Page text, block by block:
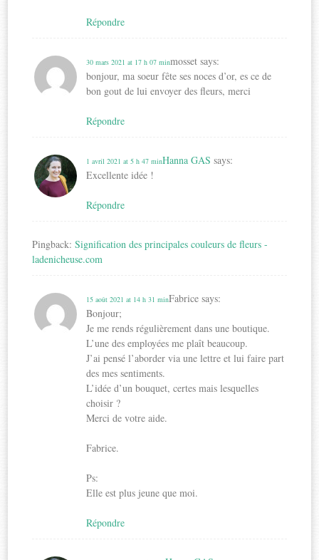
Répondre
mosset says:
30 mars 2021 at 17 h 07 min
bonjour, ma soeur fête ses noces d’or, es ce de
bon gout de lui envoyer des fleurs, merci
Répondre
Hanna GAS says:
1 avril 2021 at 5 h 47 min
Excellente idée !
Répondre
Pingback:Signification des principales couleurs de fleurs -
ladenicheuse.com
Fabrice says:
15 août 2021 at 14 h 31 min
Bonjour;
Je me rends régulièrement dans une boutique.
L’une des employées me plaît beaucoup.
J’ai pensé l’aborder via une lettre et lui faire part
des mes sentiments.
L’idée d’un bouquet, certes mais lesquelles
choisir ?
Merci de votre aide.
Fabrice.
Ps:
Elle est plus jeune que moi.
Répondre